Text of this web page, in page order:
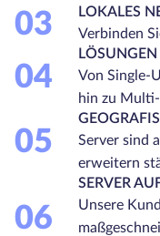
03
LOKALES
Verbinden
04
Von Single-
hin zu
05
Server sind
erweitern
06
SERVER
Unsere